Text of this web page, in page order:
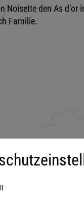
Noisette den As d’or
Familie.